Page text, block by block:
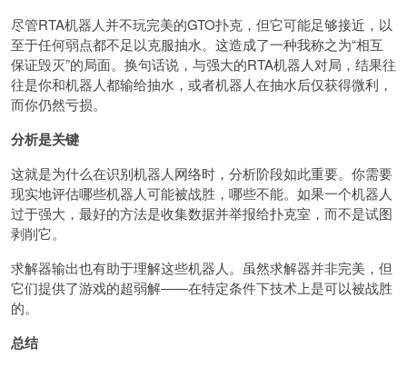
尽管RTA机器人并不玩完美的GTO扑克，但它可能足够接近，以
至于任何弱点都不足以克服抽水。这造成了一种我称之为“相互
保证毁灭”的局面。换句话说，与强大的RTA机器人对局，结果往
往是你和机器人都输给抽水，或者机器人在抽水后仅获得微利，
而你仍然亏损。
分析是关键
这就是为什么在识别机器人网络时，分析阶段如此重要。你需要
现实地评估哪些机器人可能被战胜，哪些不能。如果一个机器人
过于强大，最好的方法是收集数据并举报给扑克室，而不是试图
剥削它。
求解器输出也有助于理解这些机器人。虽然求解器并非完美，但
它们提供了游戏的超弱解——在特定条件下技术上是可以被战胜
的。
总结